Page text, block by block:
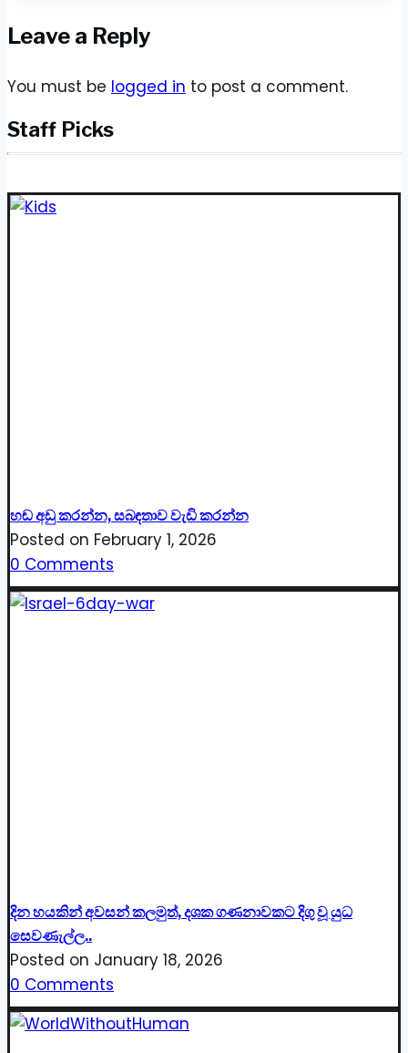
වැටුණොත්…?
Leave a Reply
You must be logged in to post a comment.
Staff Picks
හඬ අඩු කරන්න, සබඳතාව වැඩි කරන්න
Posted on February 1, 2026
0 Comments
දින හයකින් අවසන් කලමුත්, දශක ගණනාවකට දිගු වූ යුධ
සෙවණැල්ල..
Posted on January 18, 2026
0 Comments